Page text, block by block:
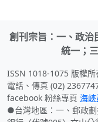
創刊宗旨：一、政治
統一；
ISSN 1018-1075 版權
電話、傳真 (02)
facebook 粉絲專頁 海
●台灣地區：一、郵政